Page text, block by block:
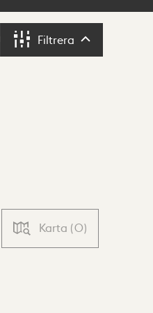
Filtrera Filtrera
Karta (0)